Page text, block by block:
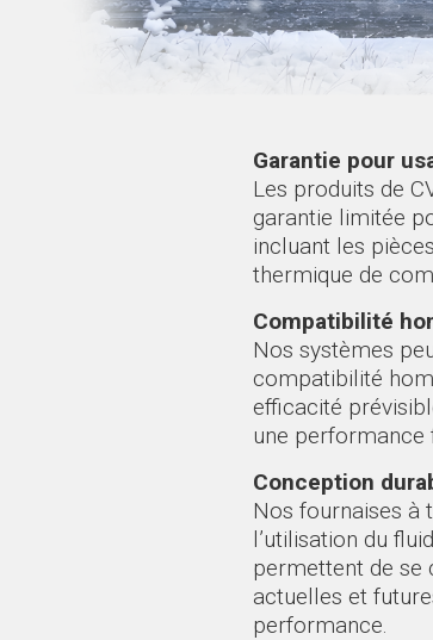
Garantie pour
Les produits de
garantie limitée
incluant les
thermique de
Compatibilité
Nos systèmes
compatibilité
efficacité
une performance
Conception
Nos fournaises à
l’utilisation du
permettent de se
actuelles et
performance.